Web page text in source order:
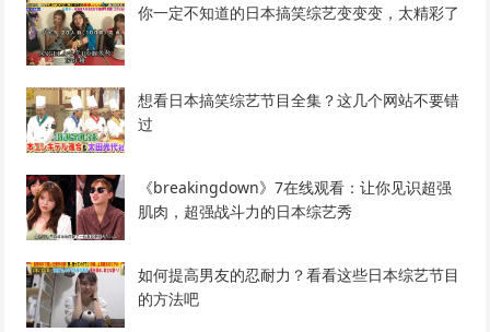
你一定不知道的日本搞笑综艺变变变，太精彩了
想看日本搞笑综艺节目全集？这几个网站不要错
过
《breakingdown》7在线观看：让你见识超强
肌肉，超强战斗力的日本综艺秀
如何提高男友的忍耐力？看看这些日本综艺节目
的方法吧